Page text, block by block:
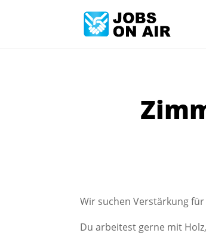
Wir suchen Verstärkung
Du arbeitest gerne mit